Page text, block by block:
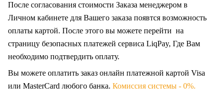
После согласования стоимости Заказа менеджером в
Личном кабинете для Вашего заказа появтся возможность
оплаты картой. После этого вы можете перейти на
страницу безопасных платежей сервиса LiqPay, Где Вам
необходимо подтвердить оплату.
Вы можете оплатить заказ онлайн платежной картой Visa
или MasterCard любого банка. Комиссия системы - 0%.